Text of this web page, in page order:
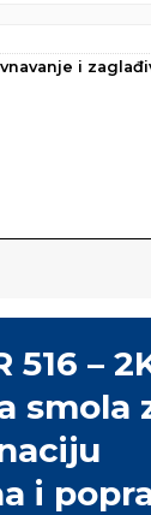
i
516 –
smola
i